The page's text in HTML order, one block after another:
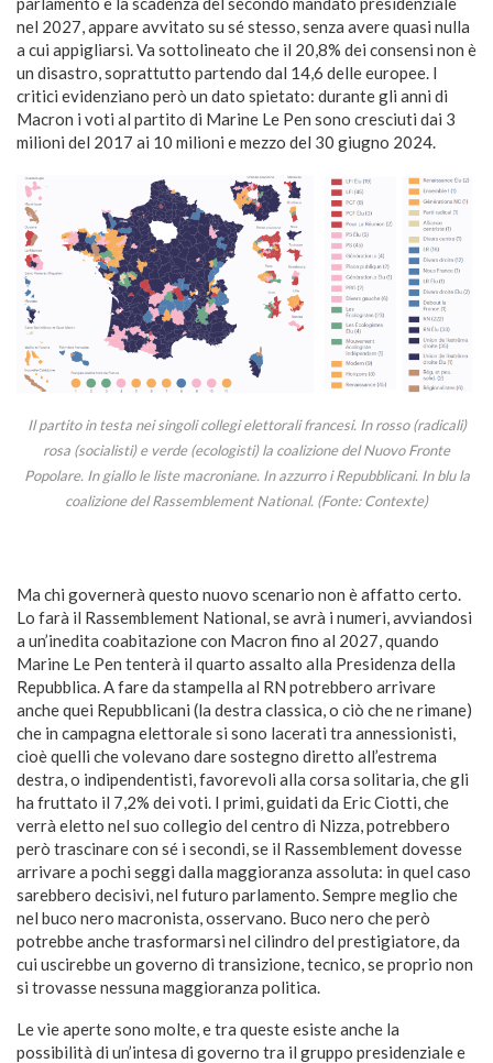
nel 2027, appare avvitato su sé stesso, senza avere quasi nulla
a cui appigliarsi. Va sottolineato che il 20,8% dei consensi non è
un disastro, soprattutto partendo dal 14,6 delle europee. I
critici evidenziano però un dato spietato: durante gli anni di
Macron i voti al partito di Marine Le Pen sono cresciuti dai 3
milioni del 2017 ai 10 milioni e mezzo del 30 giugno 2024.
Il partito in testa nei singoli collegi elettorali francesi. In rosso (radicali)
rosa (socialisti) e verde (ecologisti) la coalizione del Nuovo Fronte
Popolare. In giallo le liste macroniane. In azzurro i Repubblicani. In blu la
coalizione del Rassemblement National. (Fonte: Contexte)
Ma chi governerà questo nuovo scenario non è affatto certo.
Lo farà il Rassemblement National, se avrà i numeri, avviandosi
a un’inedita coabitazione con Macron fino al 2027, quando
Marine Le Pen tenterà il quarto assalto alla Presidenza della
Repubblica. A fare da stampella al RN potrebbero arrivare
anche quei Repubblicani (la destra classica, o ciò che ne rimane)
che in campagna elettorale si sono lacerati tra annessionisti,
cioè quelli che volevano dare sostegno diretto all’estrema
destra, o indipendentisti, favorevoli alla corsa solitaria, che gli
ha fruttato il 7,2% dei voti. I primi, guidati da Eric Ciotti, che
verrà eletto nel suo collegio del centro di Nizza, potrebbero
però trascinare con sé i secondi, se il Rassemblement dovesse
arrivare a pochi seggi dalla maggioranza assoluta: in quel caso
sarebbero decisivi, nel futuro parlamento. Sempre meglio che
nel buco nero macronista, osservano. Buco nero che però
potrebbe anche trasformarsi nel cilindro del prestigiatore, da
cui uscirebbe un governo di transizione, tecnico, se proprio non
si trovasse nessuna maggioranza politica.
Le vie aperte sono molte, e tra queste esiste anche la
possibilità di un’intesa di governo tra il gruppo presidenziale e